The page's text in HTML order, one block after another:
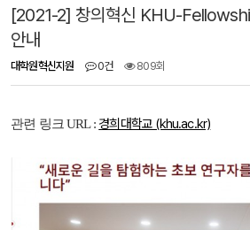
[2021-2] 창의혁신 KHU-
안내
대학원혁신지원 0건 809회
관련 링크 URL : 경희대학교 (khu.ac.kr)